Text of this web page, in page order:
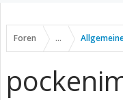
Foren ...